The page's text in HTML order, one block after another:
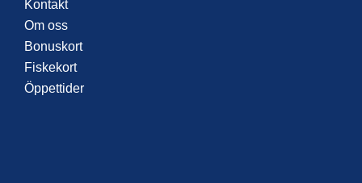
Kontakt
Om oss
Bonuskort
Fiskekort
Öppettider